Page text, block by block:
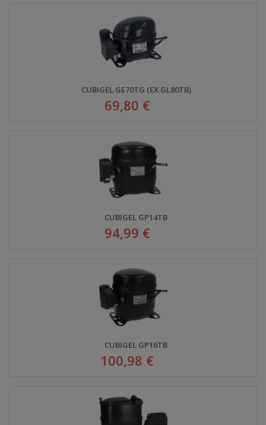
CUBIGEL GE70TG (EX GL80TB)
69,80 €
CUBIGEL GP14TB
94,99 €
CUBIGEL GP16TB
100,98 €